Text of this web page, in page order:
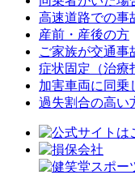
高速道路での事
産前・産後の方
ご家族が交通事
症状固定（治療
加害車両に同乗
過失割合の高い